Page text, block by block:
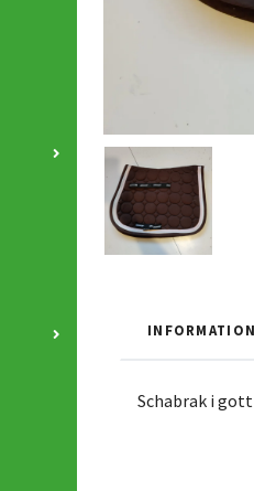
INFORMATION
Schabrak i